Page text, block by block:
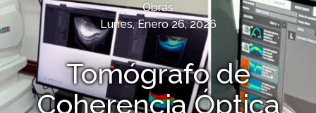
Obras
Lunes, Enero 26, 2026
Tomógrafo de
Coherencia Óptica